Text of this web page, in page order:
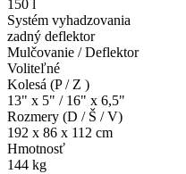
150 l
Systém vyhadzovania
zadný deflektor
Mulčovanie / Deflektor
Voliteľné
Kolesá (P / Z )
13" x 5" / 16" x 6,5"
Rozmery (D / Š / V)
192 x 86 x 112 cm
Hmotnosť
144 kg